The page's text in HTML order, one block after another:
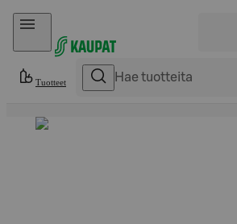
Hyppää sisältöön
Tuotteet